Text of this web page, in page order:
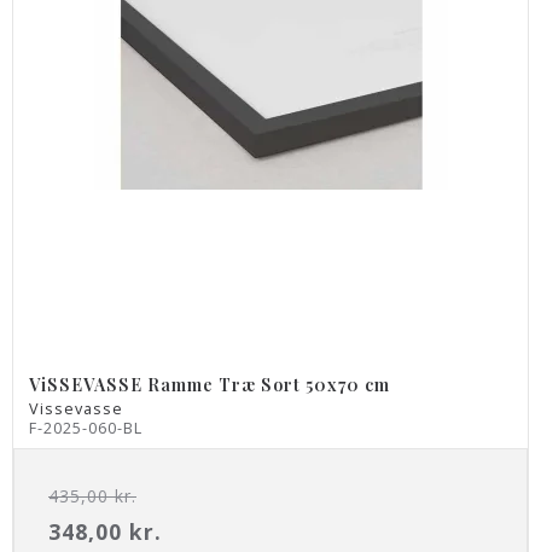
ViSSEVASSE Ramme Træ Sort 50x70 cm
Vissevasse
F-2025-060-BL
435,00 kr.
348,00 kr.